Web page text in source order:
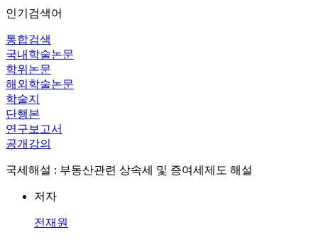
인기검색어
통합검색
국내학술논문
학위논문
해외학술논문
학술지
단행본
연구보고서
공개강의
국세해설 : 부동산관련 상속세 및 증여세제도 해설
저자
전재원